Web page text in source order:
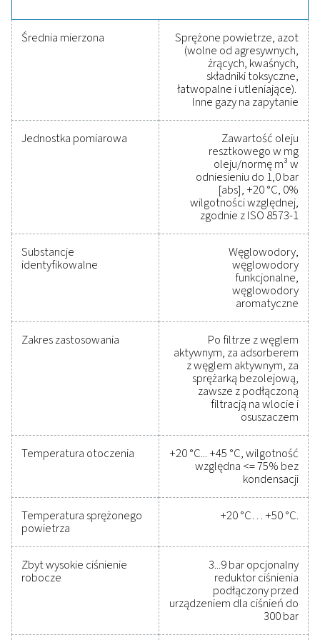
Dostępny zarówno w wersji stacjonarnej, jak i
zapewnia elastyczne rozwiązania monitorujące dla
zastosowań przemysłowych.
Niezawodne narzędzia
śledzenia wydajności,
poprawy wydajności i
obniżenia kosztów
Ochrona układu sprężonego powietrza przy
jednoczesnym zapewnieniu precyzyjnej
nie była łatwiejsza. Wysokiej jakości
pomiarowe zapewniają dokładne
krytycznych parametrów, pomagając w
wydajności, utrzymaniu niezawodności i
kosztownym problemom. Zaprojektowane z
trwałości i bezproblemowej integracji, te
umożliwiają podejmowanie świadomych
utrzymanie wydajności operacji na najwyższym
Skontaktuj się z nami już dziś, aby dowiedzieć się,
sposób modernizacja urządzeń pomiarowych
poprawić możliwości systemu i powodzenie
Skontaktuj się z naszymi ekspertami ds.
urządzeń pomiarowych
Dane techniczne